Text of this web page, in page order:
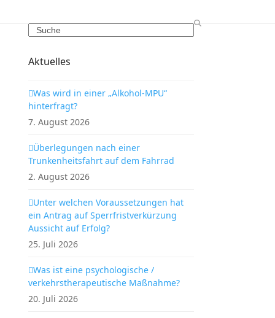
Search
Aktuelles
Was wird in einer „Alkohol-MPU“
hinterfragt?
7. August 2026
Überlegungen nach einer
Trunkenheitsfahrt auf dem Fahrrad
2. August 2026
Unter welchen Voraussetzungen hat
ein Antrag auf Sperrfristverkürzung
Aussicht auf Erfolg?
25. Juli 2026
Was ist eine psychologische /
verkehrstherapeutische Maßnahme?
20. Juli 2026